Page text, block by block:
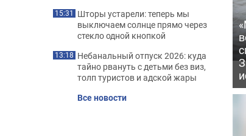
15:31 Шторы устарели: теперь мы
выключаем солнце прямо через
стекло одной кнопкой
13:18 Небанальный отпуск 2026: куда
тайно рвануть с детьми без виз,
толп туристов и адской жары
Все новости